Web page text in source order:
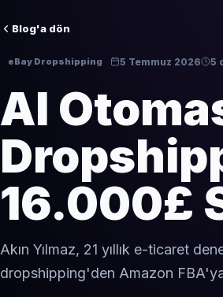
Blog'a dön
eBay Dropshipping 5 Temmuz 2026 5
AI
16.000£
Akın Yılmaz, 21 yıllık e-ticaret
dropshipping'den Amazon